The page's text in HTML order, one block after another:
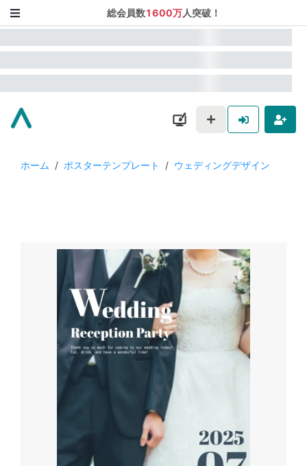
総会員数1600万人突破！
ホーム / ポスターテンプレート / ウェディングデザイン